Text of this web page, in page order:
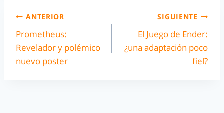
ANTERIOR
Prometheus:
Revelador y polémico
nuevo poster
SIGUIENTE
El Juego de Ender:
¿una adaptación poco
fiel?